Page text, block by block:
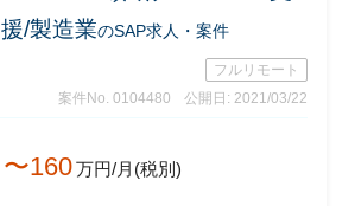
援/製造業のSAP求人・案件
フルリモート
案件No. 0104480
公開日: 2021/03/22
〜160万円/月(税別)